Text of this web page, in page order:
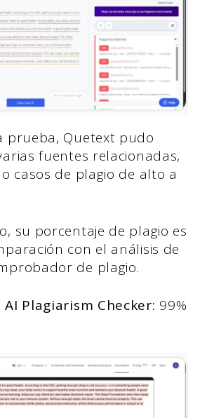
prueba, Quetext pudo
fuentes relacionadas,
casos de plagio de alto a
su porcentaje de plagio es
con el análisis de
de plagio.
Plagiarism Checker: 99%